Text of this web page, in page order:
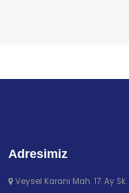
Adresimiz
Veysel Karani Mah. 17. Ay